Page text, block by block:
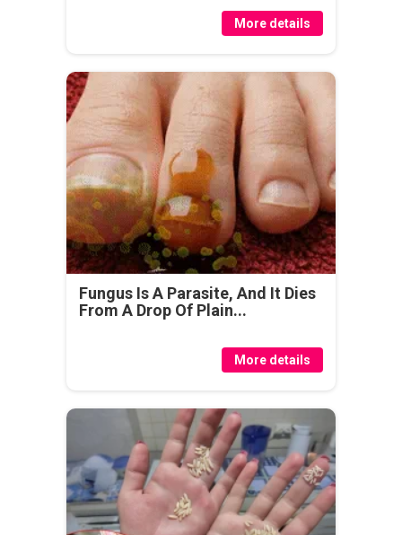
More details
Fungus Is A Parasite, And It Dies
From A Drop Of Plain...
More details